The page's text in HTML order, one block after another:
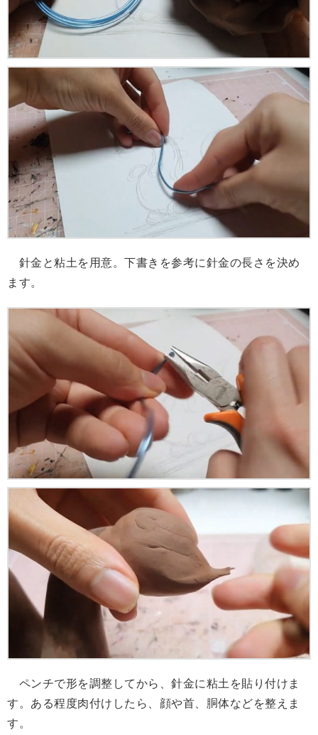
針金と粘土を用意。下書きを参考に針金の長さを決め
ます。
ペンチで形を調整してから、針金に粘土を貼り付けま
す。ある程度肉付けしたら、顔や首、胴体などを整えま
す。